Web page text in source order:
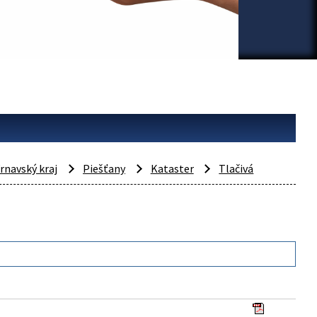
kraj Piešťany Kataster Tlačivá